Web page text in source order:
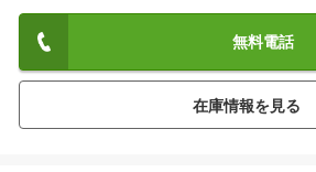
無料電話